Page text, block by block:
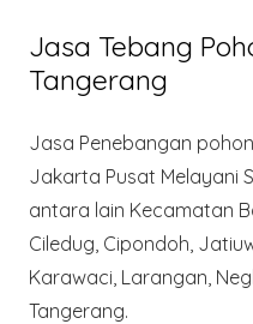
Jasa Tebang
Tangerang
Jasa Penebangan
Jakarta Pusat Melayani
antara lain Kecamatan
Ciledug, Cipondoh,
Karawaci, Larangan,
Tangerang.